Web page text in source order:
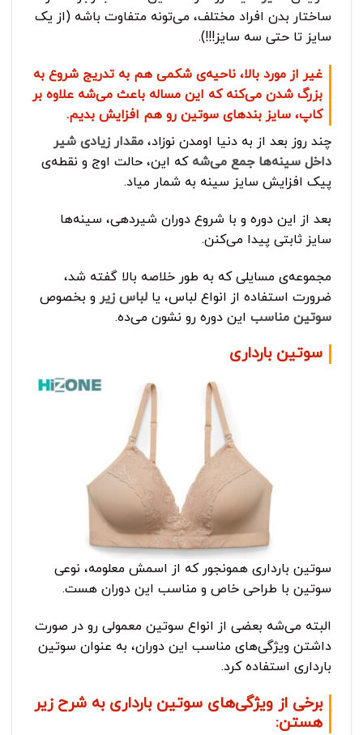
ساختار بدن افراد مختلف، می‌تونه متفاوت باشه (از یک
سایز تا حتی سه سایز!!!).
غیر از مورد بالا، ناحیه‌ی شکمی هم به تدریج شروع به
بزرگ شدن می‌کنه که این مساله باعث می‌شه علاوه بر
کاپ، سایز بند‌های سوتین رو هم افزایش بدیم.
چند روز بعد از به دنیا اومدن نوزاد، مقدار زیادی شیر
داخل سینه‌ها جمع می‌شه که این، حالت اوج و نقطه‌ی
پیک افزایش سایز سینه به شمار میاد.
بعد از این دوره و با شروع دوران شیردهی، سینه‌ها
سایز ثابتی پیدا می‌کنن.
مجموعه‌ی مسایلی که به طور خلاصه بالا گفته شد،
ضرورت استفاده از انواع لباس، یا لباس زیر و بخصوص
سوتین مناسب این دوره رو نشون می‌ده.
سوتین بارداری
سوتین بارداری همونجور که از اسمش معلومه، نوعی
سوتین با طراحی خاص و مناسب این دوران هست.
البته می‌شه بعضی از انواع سوتین معمولی رو در صورت
داشتن ویژگی‌های مناسب این دوران، به عنوان سوتین
بارداری استفاده کرد.
برخی از ویژگی‌های سوتین بارداری به شرح زیر
هستن: